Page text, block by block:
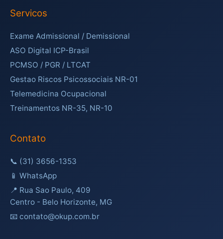
Servicos
Exame Admissional / Demissional
ASO Digital ICP-Brasil
PCMSO / PGR / LTCAT
Gestao Riscos Psicossociais NR-01
Telemedicina Ocupacional
Treinamentos NR-35, NR-10
Contato
📞 (31) 3656-1353
📱 WhatsApp
📍 Rua Sao Paulo, 409
Centro - Belo Horizonte, MG
📧 contato@okup.com.br